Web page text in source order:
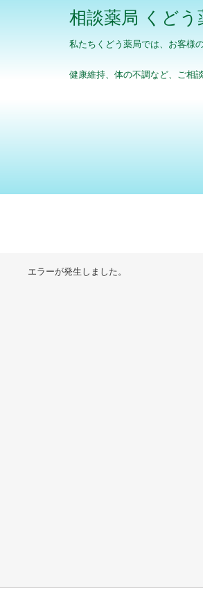
相談薬局 くどう
私たちくどう薬局では、お客様
健康維持、体の不調など、ご相
エラーが発生しました。